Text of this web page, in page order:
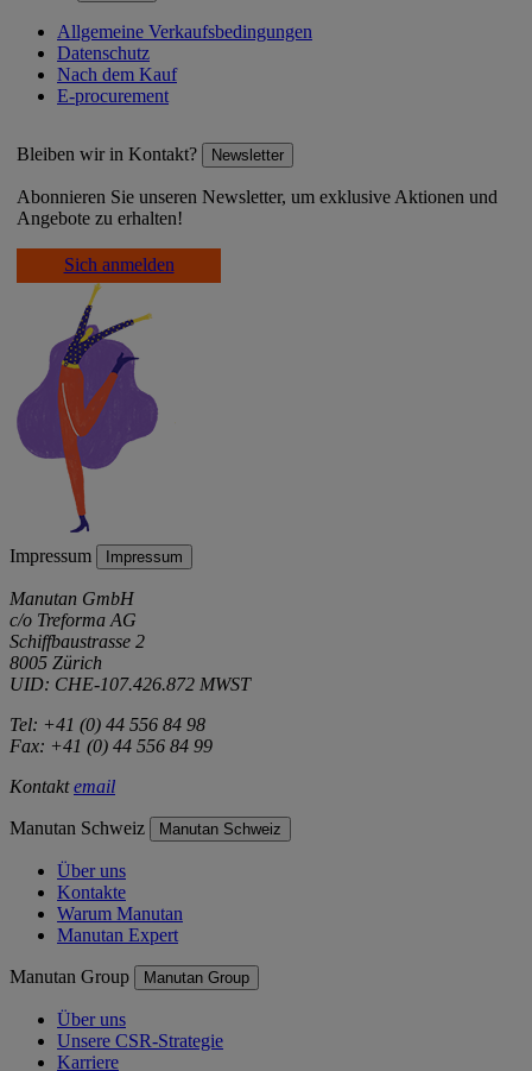
Allgemeine Verkaufsbedingungen
Datenschutz
Nach dem Kauf
E-procurement
Bleiben wir in Kontakt? Newsletter
Abonnieren Sie unseren Newsletter, um exklusive Aktionen und
Angebote zu erhalten!
Sich anmelden
Impressum Impressum
Manutan GmbH
c/o Treforma AG
Schiffbaustrasse 2
8005 Zürich
UID: CHE-107.426.872 MWST
Tel: +41 (0) 44 556 84 98
Fax: +41 (0) 44 556 84 99
Kontaktemail
Manutan Schweiz Manutan Schweiz
Über uns
Kontakte
Warum Manutan
Manutan Expert
Manutan Group Manutan Group
Über uns
Unsere CSR-Strategie
Karriere